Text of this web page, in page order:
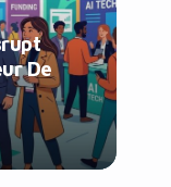
De